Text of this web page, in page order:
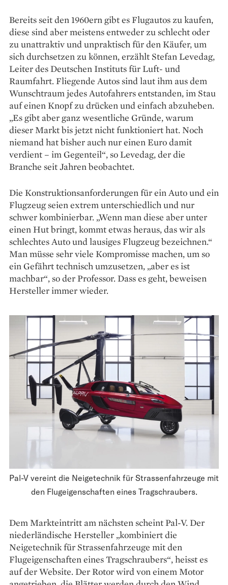
Bereits seit den 1960ern gibt es Flugautos zu kaufen,
diese sind aber meistens entweder zu schlecht oder
zu unattraktiv und unpraktisch für den Käufer, um
sich durchsetzen zu können, erzählt Stefan Levedag,
Leiter des Deutschen Instituts für Luft- und
Raumfahrt. Fliegende Autos sind laut ihm aus dem
Wunschtraum jedes Autofahrers entstanden, im Stau
auf einen Knopf zu drücken und einfach abzuheben.
„Es gibt aber ganz wesentliche Gründe, warum
dieser Markt bis jetzt nicht funktioniert hat. Noch
niemand hat bisher auch nur einen Euro damit
verdient – im Gegenteil“, so Levedag, der die
Branche seit Jahren beobachtet.
Die Konstruktionsanforderungen für ein Auto und ein
Flugzeug seien extrem unterschiedlich und nur
schwer kombinierbar. „Wenn man diese aber unter
einen Hut bringt, kommt etwas heraus, das wir als
schlechtes Auto und lausiges Flugzeug bezeichnen.“
Man müsse sehr viele Kompromisse machen, um so
ein Gefährt technisch umzusetzen, „aber es ist
machbar“, so der Professor. Dass es geht, beweisen
Hersteller immer wieder.
Pal-V vereint die Neigetechnik für Strassenfahrzeuge mit
den Flugeigenschaften eines Tragschraubers.
Dem Markteintritt am nächsten scheint Pal-V. Der
niederländische Hersteller „kombiniert die
Neigetechnik für Strassenfahrzeuge mit den
Flugeigenschaften eines Tragschraubers“, heisst es
auf der Website. Der Rotor wird von einem Motor